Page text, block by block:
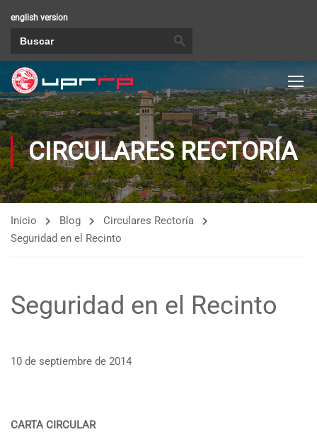
english version
CIRCULARES RECTORÍA
Inicio Blog
Circulares Rectoría
Seguridad en el Recinto
Seguridad en el Recinto
10 de septiembre de 2014
CARTA CIRCULAR